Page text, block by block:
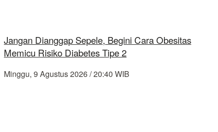
Jangan Dianggap Sepele, Begini Cara Obesitas
Memicu Risiko Diabetes Tipe 2
Minggu, 9 Agustus 2026 / 20:40 WIB